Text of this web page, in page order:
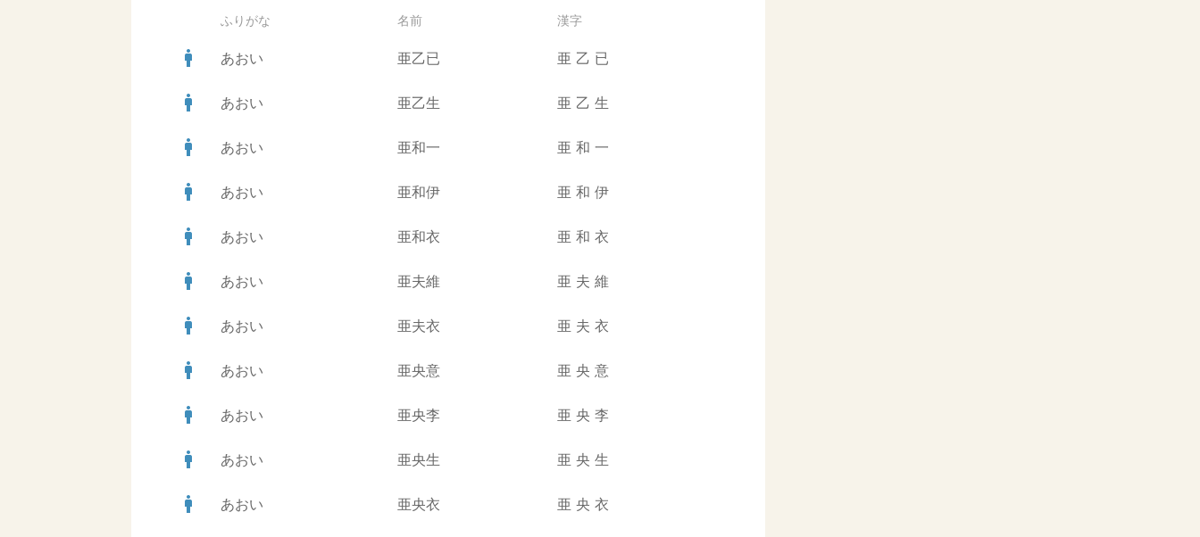
ふりがな 名前 漢字
man あおい 亜乙已 亜 乙 已
man あおい 亜乙生 亜 乙 生
man あおい 亜和一 亜 和 一
man あおい 亜和伊 亜 和 伊
man あおい 亜和衣 亜 和 衣
man あおい 亜夫維 亜 夫 維
man あおい 亜夫衣 亜 夫 衣
man あおい 亜央意 亜 央 意
man あおい 亜央李 亜 央 李
man あおい 亜央生 亜 央 生
man あおい 亜央衣 亜 央 衣